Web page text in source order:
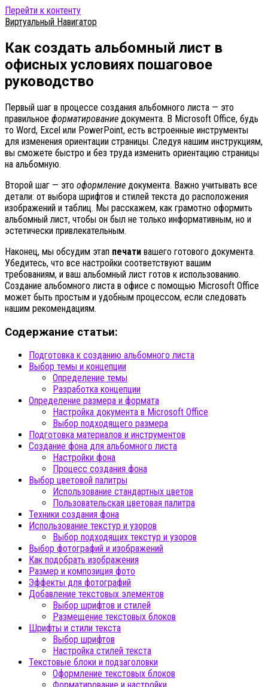
Перейти к контенту
Виртуальный Навигатор
Как создать альбомный лист в
офисных условиях пошаговое
руководство
Первый шаг в процессе создания альбомного листа — это
правильное форматирование документа. В Microsoft Office, будь
то Word, Excel или PowerPoint, есть встроенные инструменты
для изменения ориентации страницы. Следуя нашим инструкциям,
вы сможете быстро и без труда изменить ориентацию страницы
на альбомную.
Второй шаг — это оформление документа. Важно учитывать все
детали: от выбора шрифтов и стилей текста до расположения
изображений и таблиц. Мы расскажем, как грамотно оформить
альбомный лист, чтобы он был не только информативным, но и
эстетически привлекательным.
Наконец, мы обсудим этап печати вашего готового документа.
Убедитесь, что все настройки соответствуют вашим
требованиям, и ваш альбомный лист готов к использованию.
Создание альбомного листа в офисе с помощью Microsoft Office
может быть простым и удобным процессом, если следовать
нашим рекомендациям.
Содержание статьи:
Подготовка к созданию альбомного листа
Выбор темы и концепции
Определение темы
Разработка концепции
Определение размера и формата
Настройка документа в Microsoft Office
Выбор подходящего размера
Подготовка материалов и инструментов
Создание фона для альбомного листа
Настройки фона
Процесс создания фона
Выбор цветовой палитры
Использование стандартных цветов
Пользовательская цветовая палитра
Техники создания фона
Использование текстур и узоров
Выбор подходящих текстур и узоров
Выбор фотографий и изображений
Как подобрать изображения
Размер и композиция фото
Эффекты для фотографий
Добавление текстовых элементов
Выбор шрифтов и стилей
Размещение текстовых блоков
Шрифты и стили текста
Выбор шрифтов
Настройка стилей текста
Текстовые блоки и подзаголовки
Оформление текстовых блоков